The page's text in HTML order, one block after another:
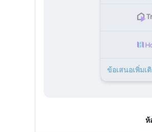
ข้อเสนอเพิ่มเ
ห้